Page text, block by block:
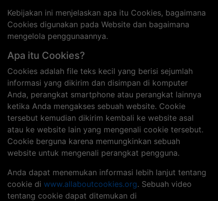
Kebijakan ini menjelaskan apa itu Cookies, bagaimana
Cookies digunakan pada Website dan bagaimana
mengelola penggunaannya.
Apa itu Cookies?
Cookies adalah file teks kecil yang berisi sejumlah
informasi yang dikirim dan disimpan di komputer
Anda, perangkat smartphone atau perangkat lainnya
ketika Anda mengakses sebuah website. Cookie
tersebut kemudian dikirim kembali ke website asal
atau ke website lain yang mengenali cookie tersebut.
Cookie berguna karena memungkinkan sebuah
website untuk mengenali perangkat pengguna.
Anda dapat menemukan informasi lebih lanjut tentang
cookie di www.allaboutcookies.org. Sebuah video
tentang cookie dapat ditemukan di